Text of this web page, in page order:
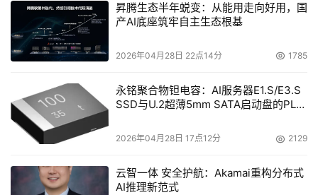
昇腾生态半年蜕变：从能用走向好用，国
产AI底座筑牢自主生态根基
2026年04月28日 22点14分 1785
永铭聚合物钽电容：AI服务器E1.S/E3.S
SSD与U.2超薄5mm SATA启动盘的PLP
2026年04月28日 17点12分 2129
云智一体 安全护航：Akamai重构分布式
AI推理新范式